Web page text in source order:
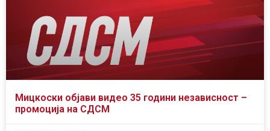
Мицкоски објави видео 35 години независност –
промоција на СДСМ